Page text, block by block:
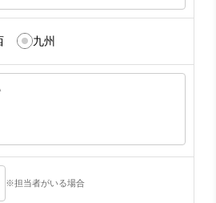
九州
※担当者がいる場合